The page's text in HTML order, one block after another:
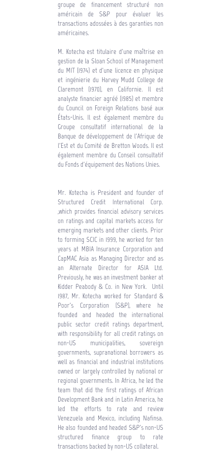
groupe de financement structuré non
américain de S&P pour évaluer les
transactions adossées à des garanties non
américaines.
M. Kotecha est titulaire d'une maîtrise en
gestion de la Sloan School of Management
du MIT (1974) et d'une licence en physique
et ingénierie du Harvey Mudd College de
Claremont (1970), en Californie. Il est
analyste financier agréé (1985) et membre
du Council on Foreign Relations basé aux
États-Unis. Il est également membre du
Groupe consultatif international de la
Banque de développement de l'Afrique de
l'Est et du Comité de Bretton Woods. Il est
également membre du Conseil consultatif
du Fonds d'équipement des Nations Unies.
Mr. Kotecha is President and founder of
Structured Credit International Corp.
,which provides financial advisory services
on ratings and capital markets access for
emerging markets and other clients. Prior
to forming SCIC in 1999, he worked for ten
years at MBIA Insurance Corporation and
CapMAC Asia as Managing Director and as
an Alternate Director for ASIA Ltd.
Previously, he was an investment banker at
Kidder Peabody & Co. in New York. Until
1987, Mr. Kotecha worked for Standard &
Poor's Corporation (S&P), where he
founded and headed the international
public sector credit ratings department,
with responsibility for all credit ratings on
non-US municipalities, sovereign
governments, supranational borrowers as
well as financial and industrial institutions
owned or largely controlled by national or
regional governments. In Africa, he led the
team that did the first ratings of African
Development Bank and in Latin America, he
led the efforts to rate and review
Venezuela and Mexico, including Nafinsa.
He also founded and headed S&P's non-US
structured finance group to rate
transactions backed by non-US collateral.